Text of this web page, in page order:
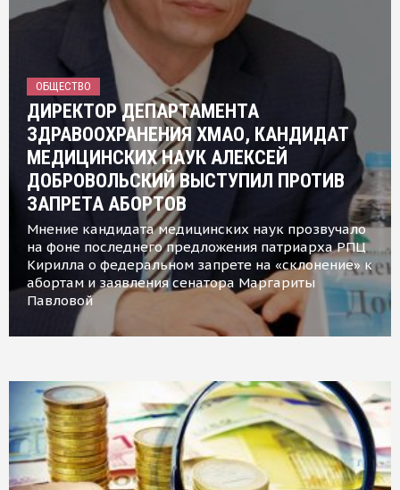
ОБЩЕСТВО
ДИРЕКТОР ДЕПАРТАМЕНТА
ЗДРАВООХРАНЕНИЯ ХМАО, КАНДИДАТ
МЕДИЦИНСКИХ НАУК АЛЕКСЕЙ
ДОБРОВОЛЬСКИЙ ВЫСТУПИЛ ПРОТИВ
ЗАПРЕТА АБОРТОВ
Мнение кандидата медицинских наук прозвучало
на фоне последнего предложения патриарха РПЦ
Кирилла о федеральном запрете на «склонение» к
абортам и заявления сенатора Маргариты
Павловой